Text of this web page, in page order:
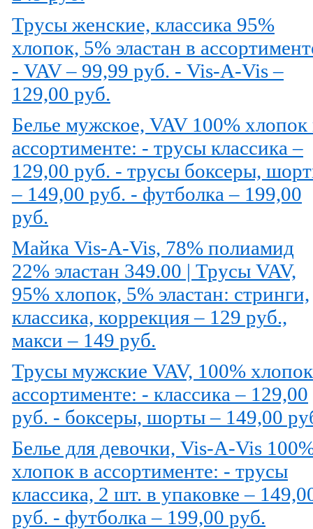
Трусы женские, классика 95%
хлопок, 5% эластан в
- VAV – 99,99 руб. - Vis-A-Vis –
129,00 руб.
Белье мужское, VAV 100% хлопок
ассортименте: - трусы классика –
129,00 руб. - трусы боксеры,
– 149,00 руб. - футболка – 199,00
руб.
Майка Vis-A-Vis, 78% полиамид
22% эластан 349.00 | Трусы VAV,
95% хлопок, 5% эластан: стринги,
классика, коррекция – 129 руб.,
макси – 149 руб.
Трусы мужские VAV, 100%
ассортименте: - классика – 129,00
руб. - боксеры, шорты – 149,00
Белье для девочки, Vis-A-Vis
хлопок в ассортименте: - трусы
классика, 2 шт. в упаковке –
руб. - футболка – 199,00 руб.